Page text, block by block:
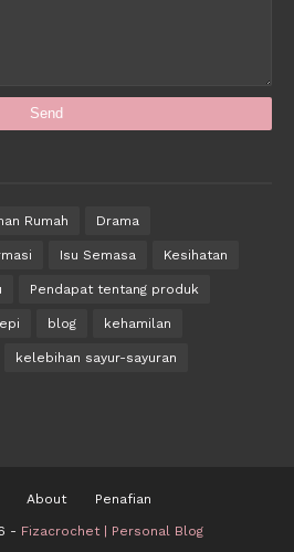
Rumah Drama
Isu Semasa Kesihatan
Pendapat tentang produk
blog kehamilan
kelebihan sayur-sayuran
About Penafian
- Fizacrochet | Personal Blog